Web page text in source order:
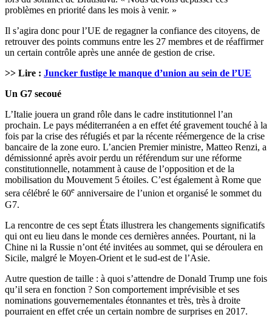
problèmes en priorité dans les mois à venir. »
Il s’agira donc pour l’UE de regagner la confiance des citoyens, de
retrouver des points communs entre les 27 membres et de réaffirmer
un certain contrôle après une année de gestion de crise.
>> Lire : Juncker fustige le manque d’union au sein de l’UE
Un G7 secoué
L’Italie jouera un grand rôle dans le cadre institutionnel l’an
prochain. Le pays méditerranéen a en effet été gravement touché à la
fois par la crise des réfugiés et par la récente réémergence de la crise
bancaire de la zone euro. L’ancien Premier ministre, Matteo Renzi, a
démissionné après avoir perdu un référendum sur une réforme
constitutionnelle, notamment à cause de l’opposition et de la
mobilisation du Mouvement 5 étoiles. C’est également à Rome que
sera célébré le 60e anniversaire de l’union et organisé le sommet du
G7.
La rencontre de ces sept États illustrera les changements significatifs
qui ont eu lieu dans le monde ces dernières années. Pourtant, ni la
Chine ni la Russie n’ont été invitées au sommet, qui se déroulera en
Sicile, malgré le Moyen-Orient et le sud-est de l’Asie.
Autre question de taille : à quoi s’attendre de Donald Trump une fois
qu’il sera en fonction ? Son comportement imprévisible et ses
nominations gouvernementales étonnantes et très, très à droite
pourraient en effet crée un certain nombre de surprises en 2017.